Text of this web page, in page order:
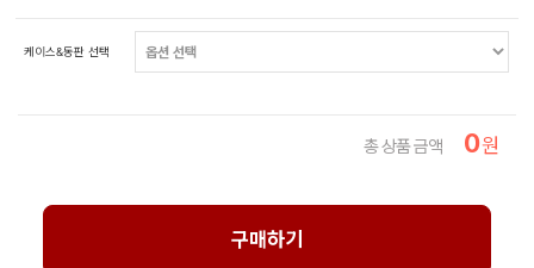
케이스&동판 선택
총 상품 금액 0원
구매하기